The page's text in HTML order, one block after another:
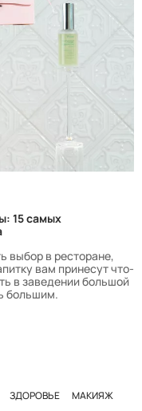
15 самых
выбор в ресторане,
вам принесут что-
в заведении большой
большим.
ЗДОРОВЬЕ
МАКИЯЖ